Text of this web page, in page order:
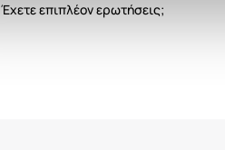
Έχετε επιπλέον ερωτήσεις;